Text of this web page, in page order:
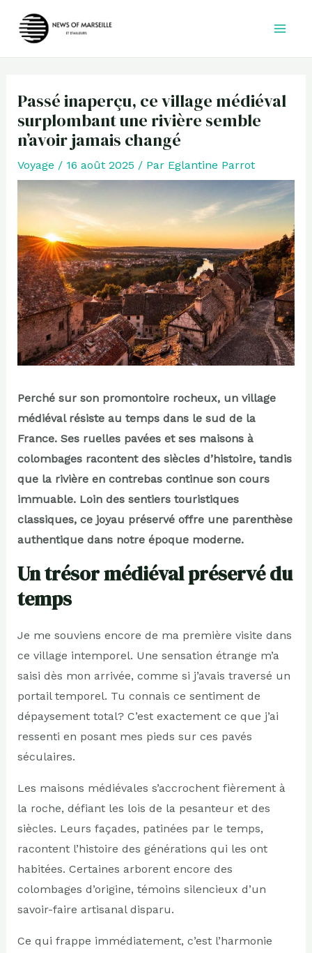
Passé inaperçu, ce village médiéval
surplombant une rivière semble
n’avoir jamais changé
Voyage / 16 août 2025 / Par Eglantine Parrot
Perché sur son promontoire rocheux, un village
médiéval résiste au temps dans le sud de la
France. Ses ruelles pavées et ses maisons à
colombages racontent des siècles d’histoire, tandis
que la rivière en contrebas continue son cours
immuable. Loin des sentiers touristiques
classiques, ce joyau préservé offre une parenthèse
authentique dans notre époque moderne.
Un trésor médiéval préservé du
temps
Je me souviens encore de ma première visite dans
ce village intemporel. Une sensation étrange m’a
saisi dès mon arrivée, comme si j’avais traversé un
portail temporel. Tu connais ce sentiment de
dépaysement total? C’est exactement ce que j’ai
ressenti en posant mes pieds sur ces pavés
séculaires.
Les maisons médiévales s’accrochent fièrement à
la roche, défiant les lois de la pesanteur et des
siècles. Leurs façades, patinées par le temps,
racontent l’histoire des générations qui les ont
habitées. Certaines arborent encore des
colombages d’origine, témoins silencieux d’un
savoir-faire artisanal disparu.
Ce qui frappe immédiatement, c’est l’harmonie